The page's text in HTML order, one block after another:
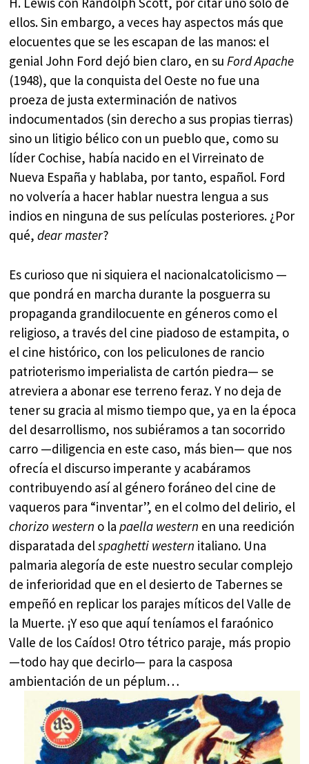
ellos. Sin embargo, a veces hay aspectos más que
elocuentes que se les escapan de las manos: el
genial John Ford dejó bien claro, en suFord Apache
(1948), que la conquista del Oeste no fue una
proeza de justa exterminación de nativos
indocumentados (sin derecho a sus propias tierras)
sino un litigio bélico con un pueblo que, como su
líder Cochise, había nacido en el Virreinato de
Nueva España y hablaba, por tanto, español. Ford
no volvería a hacer hablar nuestra lengua a sus
indios en ninguna de sus películas posteriores. ¿Por
qué,dear master?
Es curioso que ni siquiera el nacionalcatolicismo —
que pondrá en marcha durante la posguerra su
propaganda grandilocuente en géneros como el
religioso, a través del cine piadoso de estampita, o
el cine histórico, con los peliculones de rancio
patrioterismo imperialista de cartón piedra— se
atreviera a abonar ese terreno feraz. Y no deja de
tener su gracia al mismo tiempo que, ya en la época
del desarrollismo, nos subiéramos a tan socorrido
carro —diligencia en este caso, más bien— que nos
ofrecía el discurso imperante y acabáramos
contribuyendo así al género foráneo del cine de
vaqueros para “inventar”, en el colmo del delirio, el
chorizo western o lapaella western en una reedición
disparatada delspaghetti western italiano. Una
palmaria alegoría de este nuestro secular complejo
de inferioridad que en el desierto de Tabernes se
empeñó en replicar los parajes míticos del Valle de
la Muerte. ¡Y eso que aquí teníamos el faraónico
Valle de los Caídos! Otro tétrico paraje, más propio
—todo hay que decirlo— para la casposa
ambientación de un péplum…